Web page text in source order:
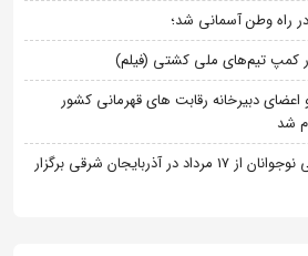
راه وطن آسمانی شد؛
کمپ تیم‌های ملی کشتی (فیلم)
دبیرخانه رقابت های قهرمانی کشور
شد
اردوی تیم ملی کشتی ساحلی نوجوانان از 17 مرداد در آذربایجان شرقی برگزار